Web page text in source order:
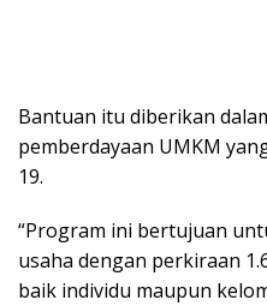
Bantuan itu diberikan
pemberdayaan UMKM
19.
“Program ini bertujuan
usaha dengan perkiraan
baik individu maupun